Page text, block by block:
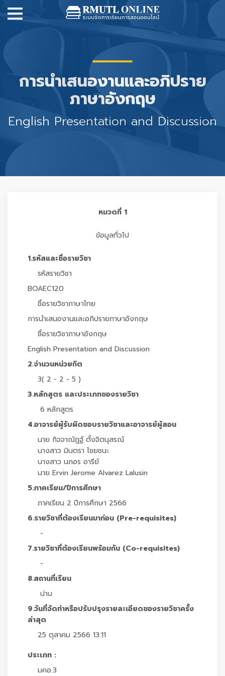
การนำเสนองานและอภิปราย
ภาษาอังกฤษ
English Presentation and Discussion
หมวดที่ 1
ข้อมูลทั่วไป
1.รหัสและชื่อรายวิชา
รหัสรายวิชา
BOAEC120
ชื่อรายวิชาภาษาไทย
การนำเสนองานและอภิปรายภาษาอังกฤษ
ชื่อรายวิชาภาษาอังกฤษ
English Presentation and Discussion
2.จำนวนหน่วยกิต
3( 2 - 2 - 5 )
3.หลักสูตร และประเภทของรายวิชา
6 หลักสูตร
4.อาจารย์ผู้รับผิดชอบรายวิชาและอาจารย์ผู้สอน
นาย กิจจาณัฏฐ์ ตั้งจิตนุสรณ์
นางสาว มินตรา ไชยชนะ
นางสาว นภอร อารีย์
นาย Ervin Jerome Alvarez Lalusin
5.ภาคเรียน/ปีการศึกษา
ภาคเรียน 2 ปีการศึกษา 2566
6.รายวิชาที่ต้องเรียนมาก่อน (Pre-requisites)
-
7.รายวิชาที่ต้องเรียนพร้อมกัน (Co-requisites)
-
8.สถานที่เรียน
น่าน
9.วันที่จัดทำหรือปรับปรุงรายละเอียดของรายวิชาครั้ง
ล่าสุด
25 ตุลาคม 2566 13:11
ประเภท :
มคอ.3